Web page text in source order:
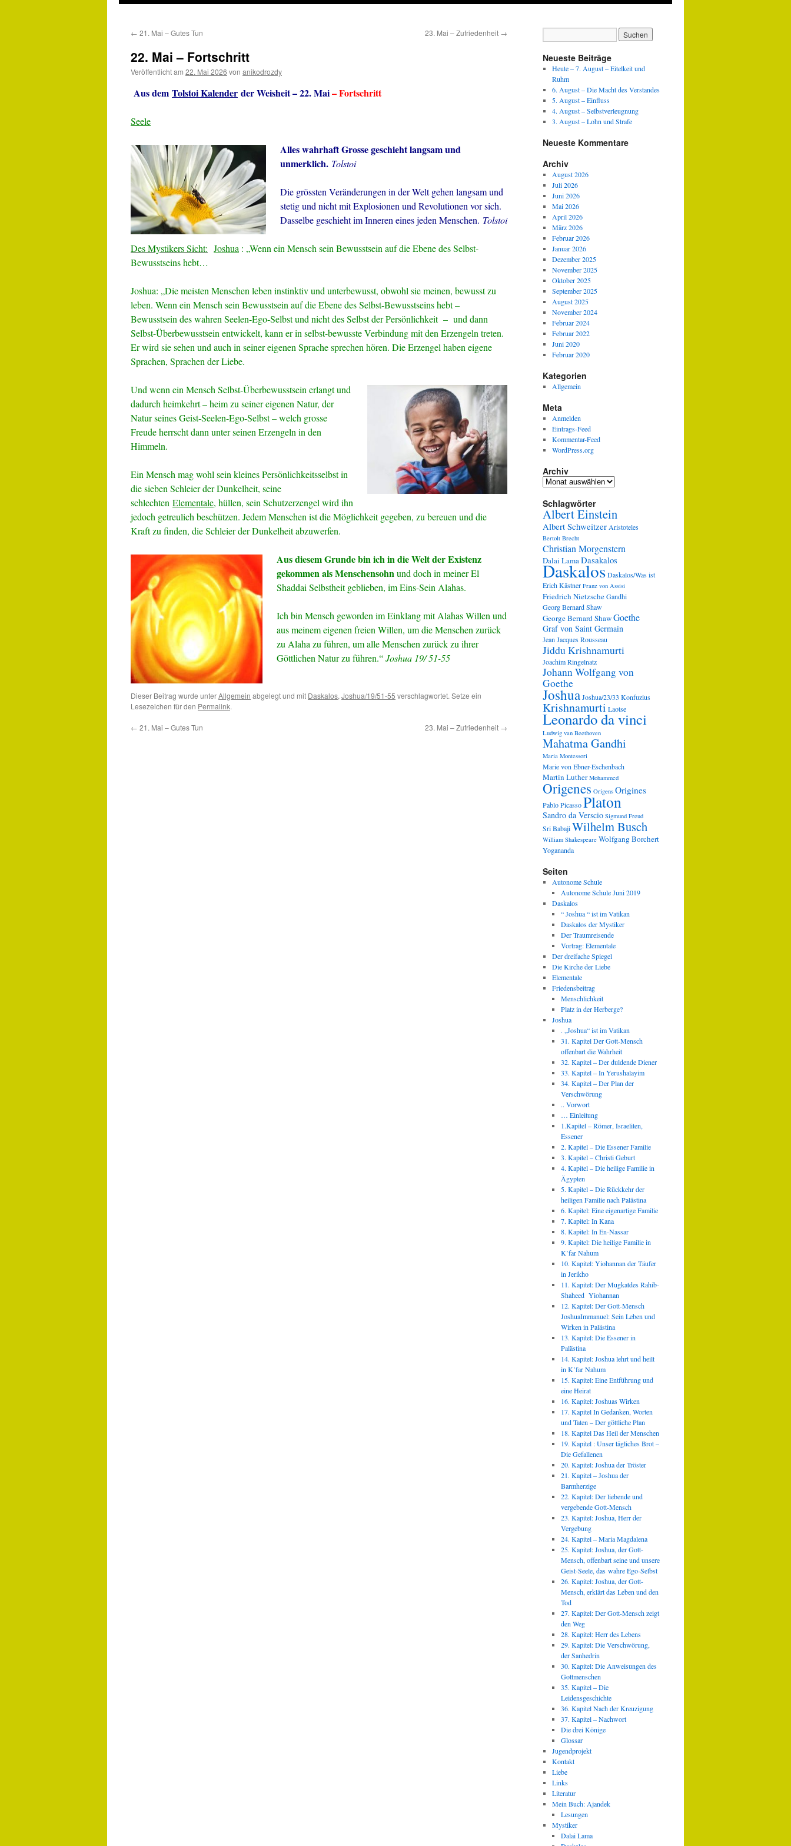
← 21. Mai – Gutes Tun 23. Mai – Zufriedenheit →
22. Mai – Fortschritt
Veröffentlicht am 22. Mai 2026 von anikodrozdy
Aus dem Tolstoi Kalender der Weisheit – 22. Mai– Fortschritt
Seele
Alles wahrhaft Grosse geschieht langsam und
unmerklich. Tolstoi
Die grössten Veränderungen in der Welt gehen langsam und
stetig und nicht mit Explosionen und Revolutionen vor sich.
Dasselbe geschieht im Inneren eines jeden Menschen. Tolstoi
Des Mystikers Sicht: Joshua : „Wenn ein Mensch sein Bewusstsein auf die Ebene des Selbst-
Bewusstseins hebt…
Joshua: „Die meisten Menschen leben instinktiv und unterbewusst, obwohl sie meinen, bewusst zu
leben. Wenn ein Mensch sein Bewusstsein auf die Ebene des Selbst-Bewusstseins hebt –
Bewusstsein des wahren Seelen-Ego-Selbst und nicht des Selbst der Persönlichkeit – und dann
Selbst-Überbewusstsein entwickelt, kann er in selbst-bewusste Verbindung mit den Erzengeln treten.
Er wird sie sehen und auch in seiner eigenen Sprache sprechen hören. Die Erzengel haben eigene
Sprachen, Sprachen der Liebe.
Und wenn ein Mensch Selbst-Überbewusstsein erlangt und
dadurch heimkehrt – heim zu seiner eigenen Natur, der
Natur seines Geist-Seelen-Ego-Selbst – welch grosse
Freude herrscht dann unter seinen Erzengeln in den
Himmeln.
Ein Mensch mag wohl sein kleines Persönlichkeitsselbst in
die sieben Schleier der Dunkelheit, seine
schlechten Elementale, hüllen, sein Schutzerzengel wird ihn
jedoch getreulich beschützen. Jedem Menschen ist die Möglichkeit gegeben, zu bereuen und die
Kraft zu finden, die Schleier der Dunkelheit abzuwerfen.
Aus diesem Grunde bin ich in die Welt der Existenz
gekommen als Menschensohnund doch in meiner El
Shaddai Selbstheit geblieben, im Eins-Sein Alahas.
Ich bin Mensch geworden im Einklang mit Alahas Willen und
aus meinem eigenen freien Willen, um die Menschen zurück
zu Alaha zu führen, um alle Menschen zurück zu ihrer
Göttlichen Natur zu führen.“Joshua 19/ 51-55
Dieser Beitrag wurde unterAllgemein abgelegt und mit Daskalos, Joshua/19/51-55 verschlagwortet. Setze ein
Lesezeichen für den Permalink.
← 21. Mai – Gutes Tun 23. Mai – Zufriedenheit →
Neueste Beiträge
Heute – 7. August – Eitelkeit und
Ruhm
6. August – Die Macht des Verstandes
5. August – Einfluss
4. August – Selbstverleugnung
3. August – Lohn und Strafe
Neueste Kommentare
Archiv
August 2026
Juli 2026
Juni 2026
Mai 2026
April 2026
März 2026
Februar 2026
Januar 2026
Dezember 2025
November 2025
Oktober 2025
September 2025
August 2025
November 2024
Februar 2024
Februar 2022
Juni 2020
Februar 2020
Kategorien
Allgemein
Meta
Anmelden
Eintrags-Feed
Kommentar-Feed
WordPress.org
Archiv
Archiv
Schlagwörter
Albert Einstein
Albert Schweitzer Aristoteles
Bertolt Brecht
Christian Morgenstern
Dalai LamaDasakalos
DaskalosDaskalos/Was ist
Erich Kästner Franz von Assisi
Friedrich NietzscheGandhi
Georg Bernard Shaw
George Bernard ShawGoethe
Graf von Saint Germain
Jean Jacques Rousseau
Jiddu Krishnamurti
Joachim Ringelnatz
Johann Wolfgang von
Goethe
JoshuaJoshua/23/33 Konfuzius
Krishnamurti Laotse
Leonardo da vinci
Ludwig van Beethoven
Mahatma Gandhi
Maria Montessori
Marie von Ebner-Eschenbach
Martin Luther Mohammed
Origenes Origens Origines
Pablo PicassoPlaton
Sandro da Verscio Sigmund Freud
Sri BabajiWilhelm Busch
William Shakespeare Wolfgang Borchert
Yogananda
Seiten
Autonome Schule
Autonome Schule Juni 2019
Daskalos
“ Joshua “ ist im Vatikan
Daskalos der Mystiker
Der Traumreisende
Vortrag: Elementale
Der dreifache Spiegel
Die Kirche der Liebe
Elementale
Friedensbeitrag
Menschlichkeit
Platz in der Herberge?
Joshua
. „Joshua“ ist im Vatikan
31. Kapitel Der Gott-Mensch
offenbart die Wahrheit
32. Kapitel – Der duldende Diener
33. Kapitel – In Yerushalayim
34. Kapitel – Der Plan der
Verschwörung
.. Vorwort
… Einleitung
1.Kapitel – Römer, Israeliten,
Essener
2. Kapitel – Die Essener Familie
3. Kapitel – Christi Geburt
4. Kapitel – Die heilige Familie in
Ägypten
5. Kapitel – Die Rückkehr der
heiligen Familie nach Palästina
6. Kapitel: Eine eigenartige Familie
7. Kapitel: In Kana
8. Kapitel: In En-Nassar
9. Kapitel: Die heilige Familie in
K’far Nahum
10. Kapitel: Yiohannan der Täufer
in Jerikho
11. Kapitel: Der Mugkatdes Rahib-
Shaheed Yiohannan
12. Kapitel: Der Gott-Mensch
JoshuaImmanuel: Sein Leben und
Wirken in Palästina
13. Kapitel: Die Essener in
Palästina
14. Kapitel: Joshua lehrt und heilt
in K’far Nahum
15. Kapitel: Eine Entführung und
eine Heirat
16. Kapitel: Joshuas Wirken
17. Kapitel In Gedanken, Worten
und Taten – Der göttliche Plan
18. Kapitel Das Heil der Menschen
19. Kapitel : Unser tägliches Brot –
Die Gefallenen
20. Kapitel: Joshua der Tröster
21. Kapitel – Joshua der
Barmherzige
22. Kapitel: Der liebende und
vergebende Gott-Mensch
23. Kapitel: Joshua, Herr der
Vergebung
24. Kapitel – Maria Magdalena
25. Kapitel: Joshua, der Gott-
Mensch, offenbart seine und unsere
Geist-Seele, das wahre Ego-Selbst
26. Kapitel: Joshua, der Gott-
Mensch, erklärt das Leben und den
Tod
27. Kapitel: Der Gott-Mensch zeigt
den Weg
28. Kapitel: Herr des Lebens
29. Kapitel: Die Verschwörung,
der Sanhedrin
30. Kapitel: Die Anweisungen des
Gottmenschen
35. Kapitel – Die
Leidensgeschichte
36. Kapitel Nach der Kreuzigung
37. Kapitel – Nachwort
Die drei Könige
Glossar
Jugendprojekt
Kontakt
Liebe
Links
Literatur
Mein Buch: Ajandek
Lesungen
Mystiker
Dalai Lama